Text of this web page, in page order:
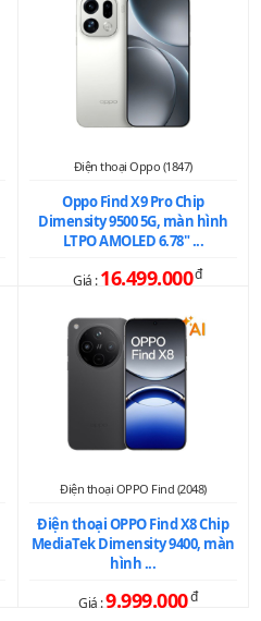
Điện thoại Oppo (1847)
Oppo Find X9 Pro Chip
Dimensity 9500 5G, màn hình
LTPO AMOLED 6.78" ...
Giá :16.499.000đ
Điện thoại OPPO Find (2048)
Điện thoại OPPO Find X8 Chip
MediaTek Dimensity 9400, màn
hình ...
Giá :9.999.000đ